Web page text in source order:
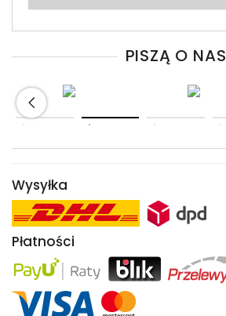
PISZĄ O NAS
Wysyłka
Płatności